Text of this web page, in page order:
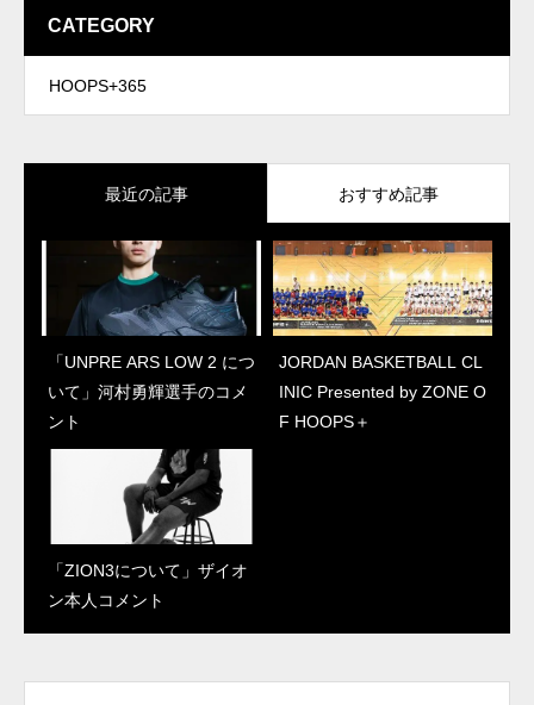
CATEGORY
HOOPS+365
最近の記事 おすすめ記事
「UNPRE ARS LOW 2 につ
いて」河村勇輝選手のコメ
ント
JORDAN BASKETBALL CL
INIC Presented by ZONE O
F HOOPS＋
「ZION3について」ザイオ
ン本人コメント
「UNPRE ARS LOW 2 につ
いて」河村勇輝選手のコメ
ント
JORDAN BASKETBALL CL
INIC Presented by ZONE O
F HOOPS＋
“ジェイソン・テイタム初の
シグネチャーシューズ”
「テイタム 1について」本